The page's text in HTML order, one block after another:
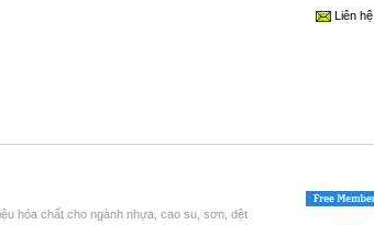
Liên hệ
hóa chất cho ngành nhựa, cao su, sơn, dệt